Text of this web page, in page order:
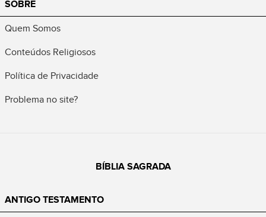
SOBRE
Quem Somos
Conteúdos Religiosos
Política de Privacidade
Problema no site?
BÍBLIA SAGRADA
ANTIGO TESTAMENTO